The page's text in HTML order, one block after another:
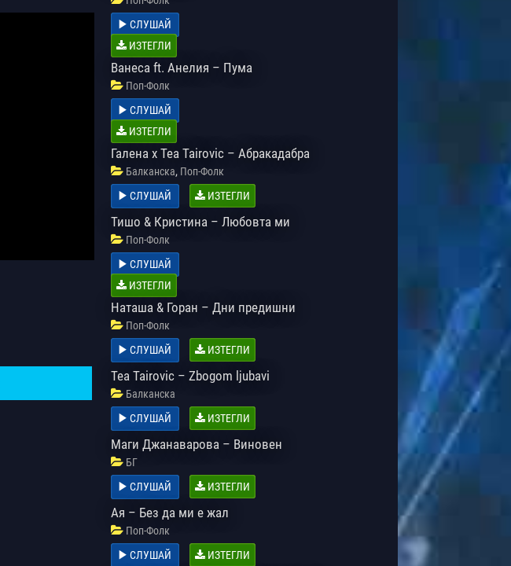
СЛУШАЙ
ИЗТЕГЛИ
Ванеса ft. Анелия – Пума
Поп-Фолк
СЛУШАЙ
ИЗТЕГЛИ
Галена x Tea Tairovic – Абракадабра
Балканска, Поп-Фолк
СЛУШАЙ
ИЗТЕГЛИ
Тишо & Кристина – Любовта ми
Поп-Фолк
СЛУШАЙ
ИЗТЕГЛИ
Наташа & Горан – Дни предишни
Поп-Фолк
СЛУШАЙ
ИЗТЕГЛИ
Tea Tairovic – Zbogom ljubavi
Балканска
СЛУШАЙ
ИЗТЕГЛИ
Маги Джанаварова – Виновен
БГ
СЛУШАЙ
ИЗТЕГЛИ
Ая – Без да ми е жал
Поп-Фолк
СЛУШАЙ
ИЗТЕГЛИ